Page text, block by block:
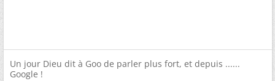
Un jour Dieu dit à Goo de parler plus fort, et depuis ......
Google !